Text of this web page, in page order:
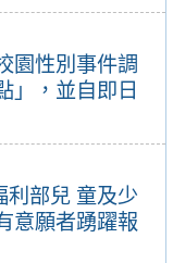
園性別事件調
」，並自即日
利部兒 童及少
意願者踴躍報